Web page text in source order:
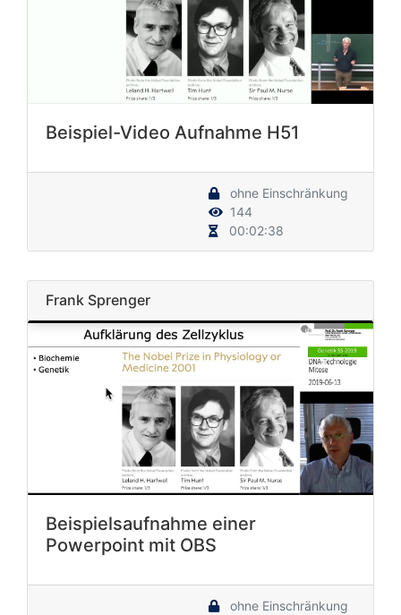
Beispiel-Video Aufnahme H51
ohne Einschränkung
144
00:02:38
Frank Sprenger
Beispielsaufnahme einer
Powerpoint mit OBS
ohne Einschränkung